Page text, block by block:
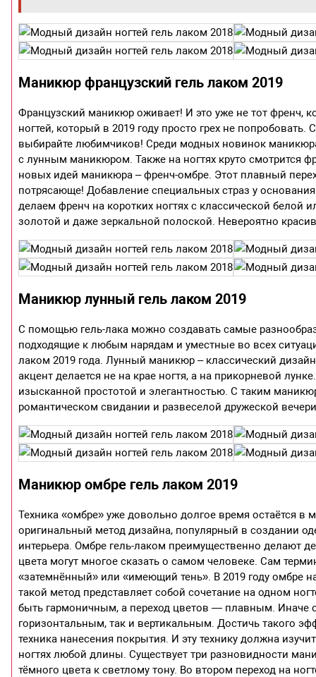
Маникюр французский гель лаком 2019
Французский маникюр оживает! И это уже не тот
ногтей, который в 2019 году просто грех не
выбирайте любимчиков! Среди модных новинок
с лунным маникюром. Также на ногтях круто смотрится
новых идей маникюра – френч-омбре. Этот плавный
потрясающе! Добавление специальных страз у
делаем френч на коротких ногтях с классической
золотой и даже зеркальной полоской. Невероятно
Маникюр лунный гель лаком 2019
С помощью гель-лака можно создавать самые
подходящие к любым нарядам и уместные во всех
лаком 2019 года. Лунный маникюр – классический
акцент делается не на крае ногтя, а на прикорневой
изысканной простотой и элегантностью. С таким
романтическом свидании и развеселой дружеской
Маникюр омбре гель лаком 2019
Техника «омбре» уже довольно долгое время остаётся в
оригинальный метод дизайна, популярный в создании
интерьера. Омбре гель-лаком преимущественно
цвета могут многое сказать о самом человеке. Сам
«затемнённый» или «имеющий тень». В 2019 году омбре
такой метод представляет собой сочетание на одном
быть гармоничным, а переход цветов — плавным. Иначе
горизонтальным, так и вертикальным. Достичь такого
техника нанесения покрытия. И эту технику должна
ногтях любой длины. Существует три разновидности
тёмного цвета к светлому тону. Во втором переход на